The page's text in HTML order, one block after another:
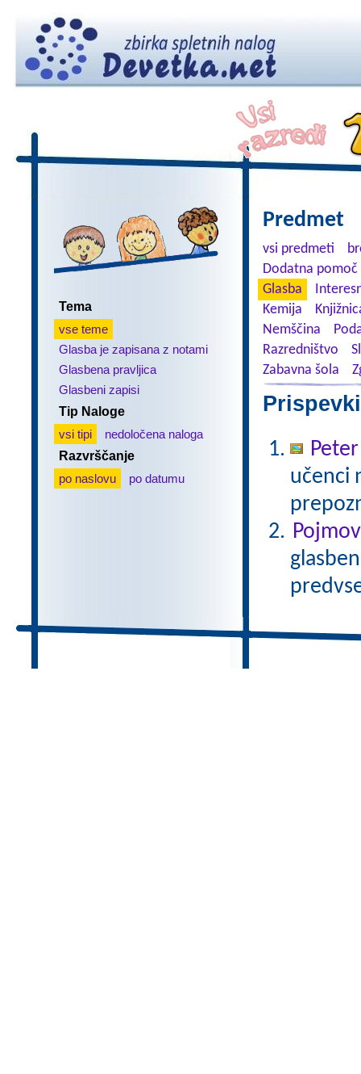
Tema
vse teme
Glasba je zapisana z notami
Glasbena pravljica
Glasbeni zapisi
Tip Naloge
vsi tipi
nedoločena naloga
Razvrščanje
po naslovu
po datumu
Predmet
vsi predmeti
Dodatna
Glasba
Kemija
Nemščina
Razredništvo
Zabavna šola
učenci